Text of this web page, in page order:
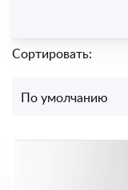
Сортировать:
По умолчанию